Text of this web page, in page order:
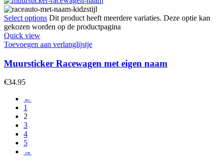
Select options Dit product heeft meerdere variaties. Deze optie kan
gekozen worden op de productpagina
Quick view
Toevoegen aan verlanglijstje
Muursticker Racewagen met eigen naam
€34.95
←
1
2
3
4
5
→